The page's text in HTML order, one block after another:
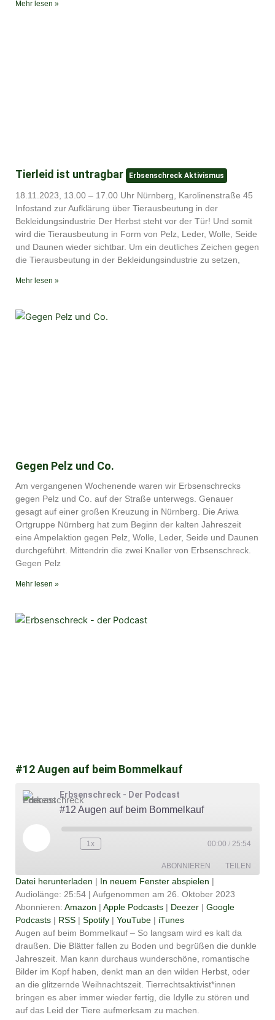
Mehr lesen »
Tierleid ist untragbar Erbsenschreck Aktivismus
18.11.2023, 13.00 – 17.00 Uhr Nürnberg, Karolinenstraße 45
Infostand zur Aufklärung über Tierausbeutung in der
Bekleidungsindustrie Der Herbst steht vor der Tür! Und somit
wird die Tierausbeutung in Form von Pelz, Leder, Wolle, Seide
und Daunen wieder sichtbar. Um ein deutliches Zeichen gegen
die Tierausbeutung in der Bekleidungsindustrie zu setzen,
Mehr lesen »
Gegen Pelz und Co.
Am vergangenen Wochenende waren wir Erbsenschrecks
gegen Pelz und Co. auf der Straße unterwegs. Genauer
gesagt auf einer großen Kreuzung in Nürnberg. Die Ariwa
Ortgruppe Nürnberg hat zum Beginn der kalten Jahreszeit
eine Ampelaktion gegen Pelz, Wolle, Leder, Seide und Daunen
durchgeführt. Mittendrin die zwei Knaller von Erbsenschreck.
Gegen Pelz
Mehr lesen »
#12 Augen auf beim Bommelkauf
Erbsenschreck - Der Podcast
#12 Augen auf beim Bommelkauf
1x 00:00 / 25:54
ABONNIEREN TEILEN
Amazon
Deezer Google Podcasts
RSS Spotify
YouTube iTunes
RSS FEED
TEILEN
LINK
EMBED
Datei herunterladen | In neuem Fenster abspielen |
Audiolänge: 25:54 | Aufgenommen am 26. Oktober 2023
Abonnieren: Amazon | Apple Podcasts | Deezer | Google
Podcasts | RSS | Spotify | YouTube | iTunes
Augen auf beim Bommelkauf – So langsam wird es kalt da
draußen. Die Blätter fallen zu Boden und begrüßen die dunkle
Jahreszeit. Man kann durchaus wunderschöne, romantische
Bilder im Kopf haben, denkt man an den wilden Herbst, oder
an die glitzernde Weihnachtszeit. Tierrechtsaktivist*innen
bringen es aber immer wieder fertig, die Idylle zu stören und
auf das Leid der Tiere aufmerksam zu machen.